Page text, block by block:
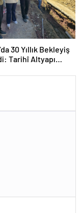
30 Yıllık Bekleyiş
Tarihî Altyapı